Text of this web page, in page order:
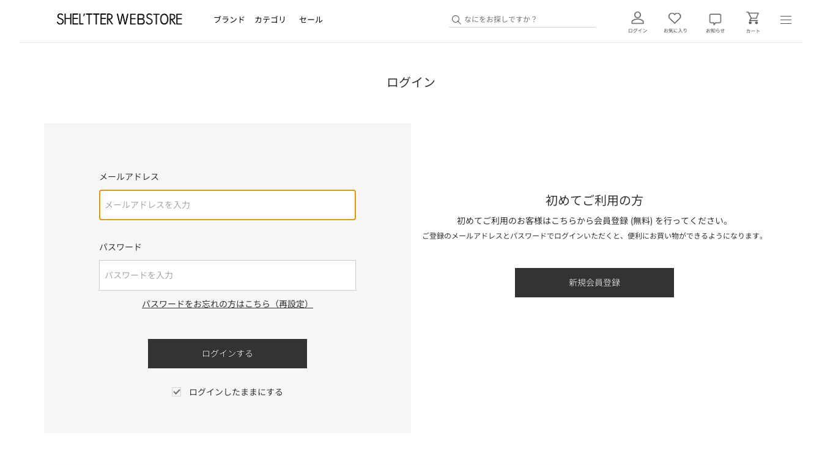
ブランド カテゴリ セール
ログイン
メールアドレス
パスワード
パスワードをお忘れの方はこちら（再設定）
ログインしたままにする
初めてご利用の方
初めてご利用のお客様はこちらから会員登録 (無料) を行ってください。
ご登録のメールアドレスとパスワードでログインいただくと、便利にお買い物ができるようになります。